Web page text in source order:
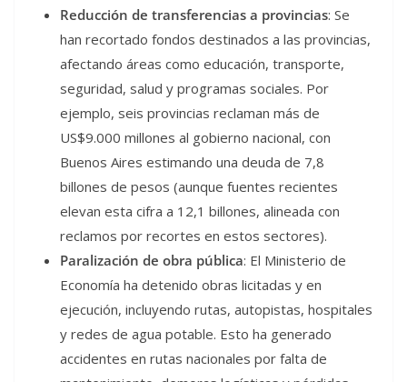
Reducción de transferencias a provincias: Se
han recortado fondos destinados a las provincias,
afectando áreas como educación, transporte,
seguridad, salud y programas sociales. Por
ejemplo, seis provincias reclaman más de
US$9.000 millones al gobierno nacional, con
Buenos Aires estimando una deuda de 7,8
billones de pesos (aunque fuentes recientes
elevan esta cifra a 12,1 billones, alineada con
reclamos por recortes en estos sectores).
Paralización de obra pública: El Ministerio de
Economía ha detenido obras licitadas y en
ejecución, incluyendo rutas, autopistas, hospitales
y redes de agua potable. Esto ha generado
accidentes en rutas nacionales por falta de